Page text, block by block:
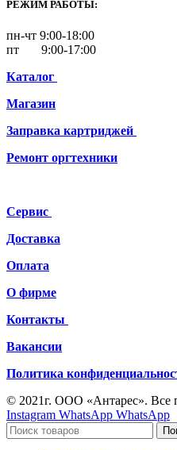
РЕЖИМ РАБОТЫ:
пн-чт 9:00-18:00
пт 9:00-17:00
Каталог
Магазин
Заправка картриджей
Ремонт оргтехники
Сервис
Доставка
Оплата
О фирме
Контакты
Вакансии
Политика
© 2021г. ООО «Антарес». Все
Instagram WhatsApp WhatsApp